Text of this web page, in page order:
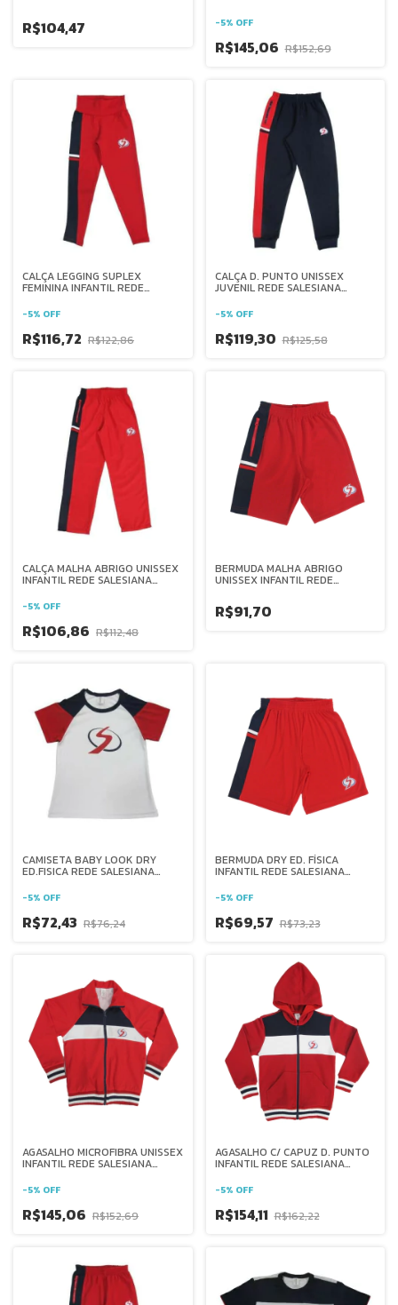
R$104,47 -5% OFF
R$145,06 R$152,69
CALÇA LEGGING SUPLEX
FEMININA INFANTIL REDE
-5% OFF
R$116,72 R$122,86
CALÇA D. PUNTO UNISSEX
JUVENIL REDE SALESIANA
-5% OFF
R$119,30 R$125,58
CALÇA MALHA ABRIGO UNISSEX
INFANTIL REDE SALESIANA
-5% OFF
R$106,86 R$112,48
BERMUDA MALHA ABRIGO
UNISSEX INFANTIL REDE
R$91,70
CAMISETA BABY LOOK DRY
ED.FISICA REDE SALESIANA
-5% OFF
R$72,43 R$76,24
BERMUDA DRY ED. FÍSICA
INFANTIL REDE SALESIANA
-5% OFF
R$69,57 R$73,23
AGASALHO MICROFIBRA UNISSEX
INFANTIL REDE SALESIANA
-5% OFF
R$145,06 R$152,69
AGASALHO C/ CAPUZ D. PUNTO
INFANTIL REDE SALESIANA
-5% OFF
R$154,11 R$162,22